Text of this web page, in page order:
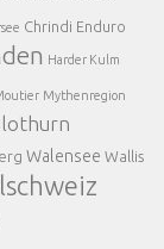
Chrindi Enduro
Harder Kulm
Mythenregion
Walensee Wallis